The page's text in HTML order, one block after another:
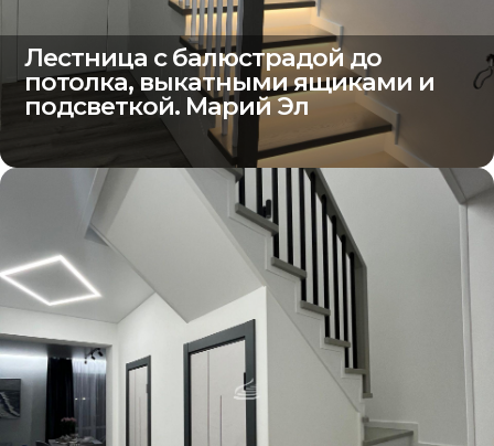
Лестница с балюстрадой до
потолка, выкатными ящиками и
подсветкой. Марий Эл